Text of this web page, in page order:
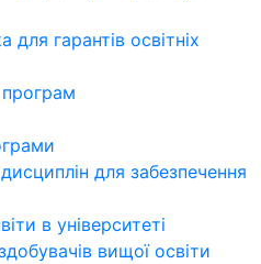
для гарантів освітніх
програм
для забезпечення
в університеті
вищої освіти